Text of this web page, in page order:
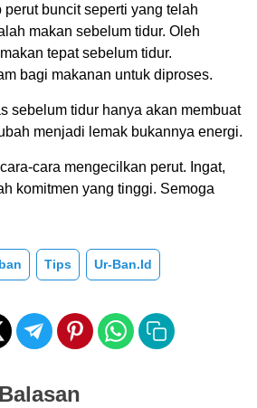
buncit seperti yang telah
makan sebelum tidur. Oleh
tepat sebelum tidur.
bagi makanan untuk diproses.
sebelum tidur hanya akan membuat
menjadi lemak bukannya energi.
cara mengecilkan perut. Ingat,
komitmen yang tinggi. Semoga
Tips Ur-Ban.id